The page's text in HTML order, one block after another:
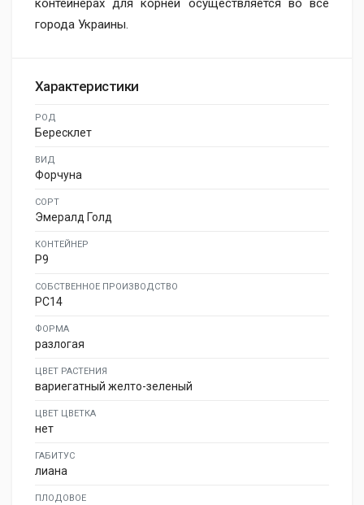
контейнерах для корней осуществляется во все
города Украины.
Характеристики
РОД
Бересклет
ВИД
Форчуна
СОРТ
Эмералд Голд
КОНТЕЙНЕР
P9
СОБСТВЕННОЕ ПРОИЗВОДСТВО
PC14
ФОРМА
разлогая
ЦВЕТ РАСТЕНИЯ
вариегатный желто-зеленый
ЦВЕТ ЦВЕТКА
нет
ГАБИТУС
лиана
ПЛОДОВОЕ